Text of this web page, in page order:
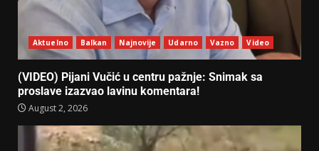
Aktuelno Balkan Najnovije Udarno Vazno Video
(VIDEO) Pijani Vučić u centru pažnje: Snimak sa
proslave izazvao lavinu komentara!
August 2, 2026